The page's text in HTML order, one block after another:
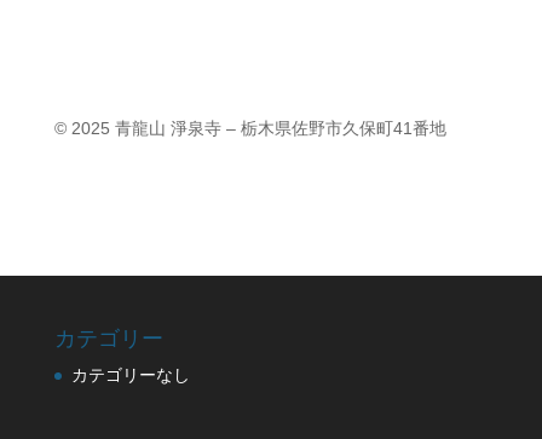
© 2025 青龍山 淨泉寺 – 栃木県佐野市久保町41番地
カテゴリー
カテゴリーなし